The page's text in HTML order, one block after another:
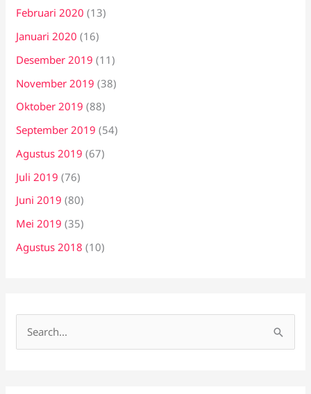
Februari 2020 (13)
Januari 2020 (16)
Desember 2019 (11)
November 2019 (38)
Oktober 2019 (88)
September 2019 (54)
Agustus 2019 (67)
Juli 2019 (76)
Juni 2019 (80)
Mei 2019 (35)
Agustus 2018 (10)